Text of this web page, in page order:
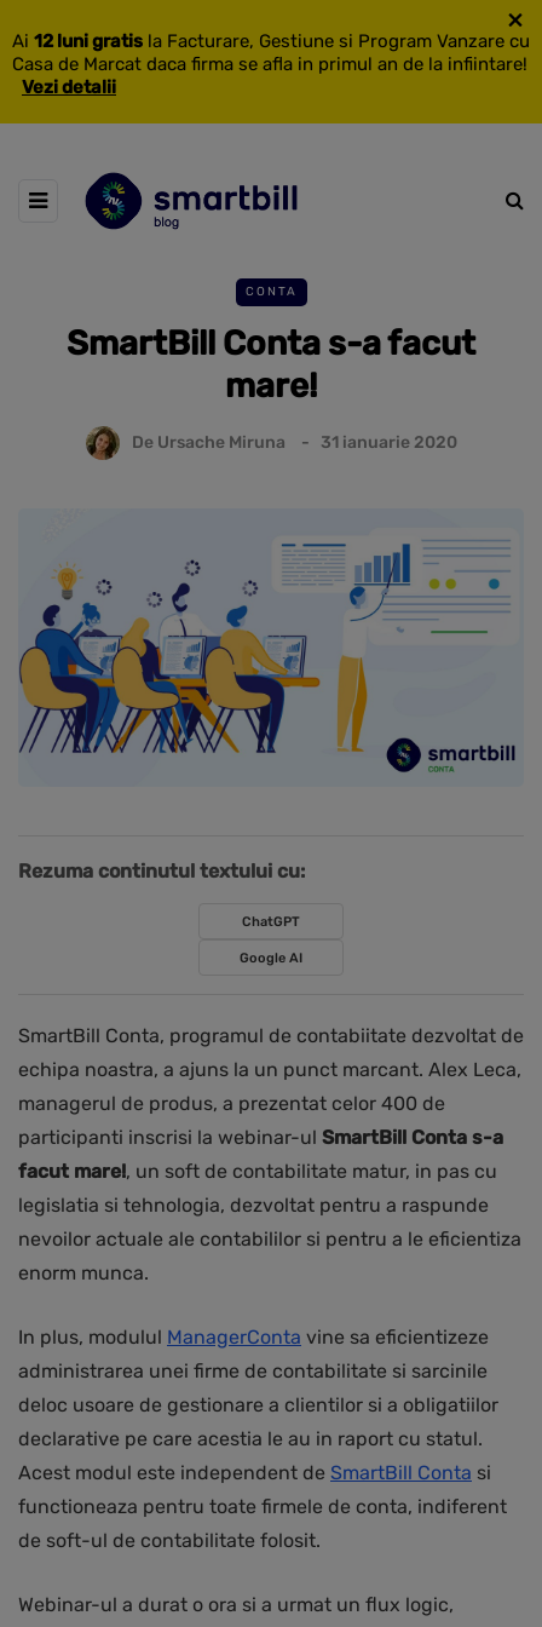
Ai 12 luni gratis la Facturare, Gestiune si Program Vanzare cu
Casa de Marcat daca firma se afla in primul an de la infiintare!
Vezi detalii
×
CONTA
SmartBill Conta s-a facut
mare!
De Ursache Miruna 31 ianuarie 2020
Rezuma continutul textului cu:
ChatGPT
Google AI
SmartBill Conta, programul de contabiitate dezvoltat de
echipa noastra, a ajuns la un punct marcant. Alex Leca,
managerul de produs, a prezentat celor 400 de
participanti inscrisi la webinar-ul SmartBill Conta s-a
facut mare!, un soft de contabilitate matur, in pas cu
legislatia si tehnologia, dezvoltat pentru a raspunde
nevoilor actuale ale contabililor si pentru a le eficientiza
enorm munca.
In plus, modulul ManagerConta vine sa eficientizeze
administrarea unei firme de contabilitate si sarcinile
deloc usoare de gestionare a clientilor si a obligatiilor
declarative pe care acestia le au in raport cu statul.
Acest modul este independent de SmartBill Conta si
functioneaza pentru toate firmele de conta, indiferent
de soft-ul de contabilitate folosit.
Webinar-ul a durat o ora si a urmat un flux logic,